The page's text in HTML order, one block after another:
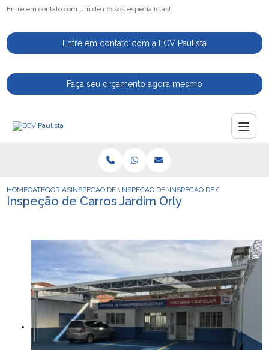
Entre em contato com um de nossos especialistas!
Entre em contato com a ECV Paulista
Faça seu orçamento agora mesmo
HOMECATEGORIASINSPECAO DE VEICULOSINSPECAO DE VEICULOS PARA VENDA
INSPECAO DE CARROS
Inspeção de Carros Jardim Orly